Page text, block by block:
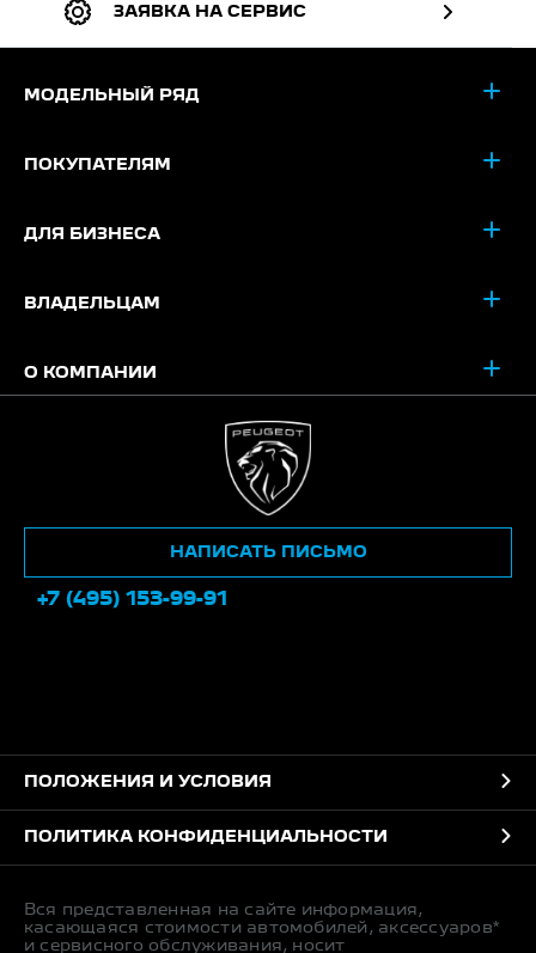
ЗАЯВКА НА СЕРВИС
МОДЕЛЬНЫЙ РЯД
ПОКУПАТЕЛЯМ
ДЛЯ БИЗНЕСА
ВЛАДЕЛЬЦАМ
О КОМПАНИИ
+7 (495) 153-99-91
НАПИСАТЬ ПИСЬМО
ПОЛОЖЕНИЯ И УСЛОВИЯ
ПОЛИТИКА КОНФИДЕНЦИАЛЬНОСТИ
Вся представленная на сайте информация,
касающаяся стоимости автомобилей, аксессуаров*
и сервисного обслуживания, носит